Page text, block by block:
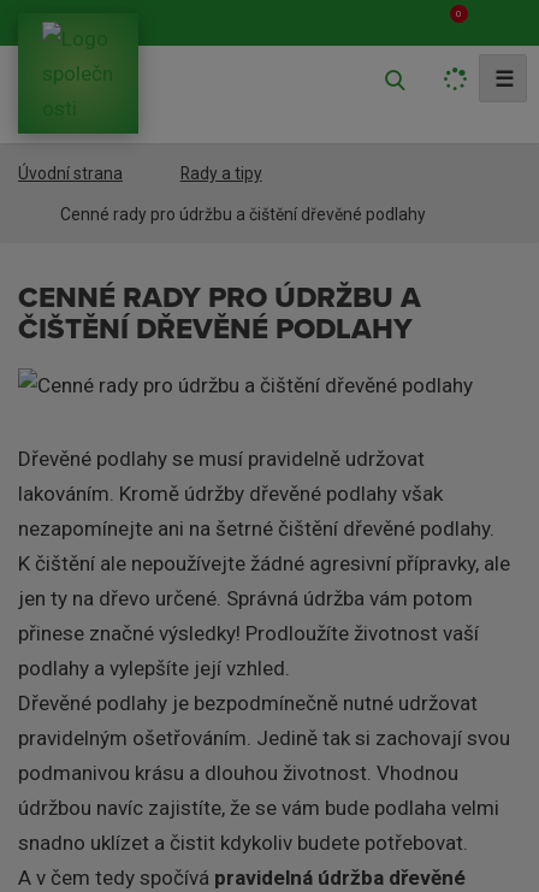
0
e
a
t
☰
Úvodní strana Rady a tipy
Cenné rady pro údržbu a čištění dřevěné podlahy
CENNÉ RADY PRO ÚDRŽBU A
ČIŠTĚNÍ DŘEVĚNÉ PODLAHY
Dřevěné podlahy se musí pravidelně udržovat
lakováním. Kromě údržby dřevěné podlahy však
nezapomínejte ani na šetrné čištění dřevěné podlahy.
K čištění ale nepoužívejte žádné agresivní přípravky, ale
jen ty na dřevo určené. Správná údržba vám potom
přinese značné výsledky! Prodloužíte životnost vaší
podlahy a vylepšíte její vzhled.
Dřevěné podlahy je bezpodmínečně nutné udržovat
pravidelným ošetřováním. Jedině tak si zachovají svou
podmanivou krásu a dlouhou životnost. Vhodnou
údržbou navíc zajistíte, že se vám bude podlaha velmi
snadno uklízet a čistit kdykoliv budete potřebovat.
A v čem tedy spočívá pravidelná údržba dřevěné